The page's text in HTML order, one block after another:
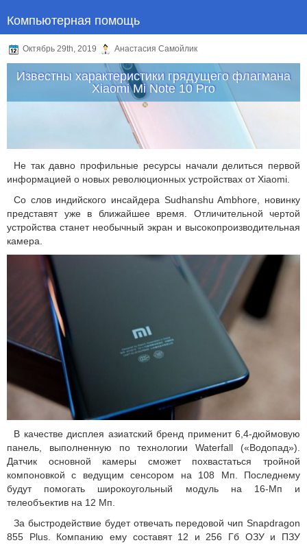
Компьютерная помощь
Октябрь 29th, 2019 Анастасия Самойлик
Известны характеристики грядущего флагмана
Xiaomi Mi Note 10 Pro
Не так давно профильные ресурсы начали делиться первой
информацией о новых революционных устройствах от Xiaomi.
Со слов индийского инсайдера Sudhanshu Ambhore, новинку
представят уже в ближайшее время. Отличительной чертой
устройства станет необычный экран и высокопроизводительная
камера.
В качестве дисплея азиатский бренд применит 6,4-дюймовую
панель, выполненную по технологии Waterfall («Водопад»).
Датчик основной камеры сможет похвастаться тройной
компоновкой с ведущим сенсором на 108 Мп. Последнему
будут помогать широкоугольный модуль на 16-Мп и
телеобъектив на 12 Мп.
За быстродействие будет отвечать передовой чип Snapdragon
855 Plus. Компанию ему составят 12 и 256 Гб ОЗУ и ПЗУ